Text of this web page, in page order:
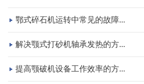
咨询该项目执行经理
鄂式碎石机运转中常见的故障...
解决颚式打砂机轴承发热的方...
提高颚破机设备工作效率的方...